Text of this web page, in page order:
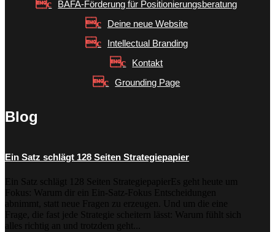
BAFA-Förderung für Positionierungsberatung
Deine neue Website
Intellectual Branding
Kontakt
Grounding Page
Blog
Ein Satz schlägt 128 Seiten Strategiepapier
Ein Satz schlägt 128 Seiten StrategiepapierEs geht heute um
Fokus: Warum dir ein Ein-Satz-Fokus Entscheidungen
abnimmt, statt neue Fragen zu erzeugen. Und um die eine
Frage, die fast jede Strategie scheitern lässt: Warum fühlt sich
alles richtig an und trotzdem geht...